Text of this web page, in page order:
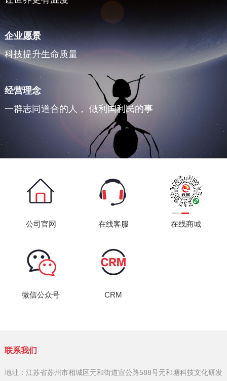
企业愿景
科技提升生命质量
经营理念
一群志同道合的人， 做利国利民的事
公司官网 在线客服 在线商城
微信公众号 CRM
联系我们
地址：江苏省苏州市相城区元和街道宣公路588号元和塘科技文化研发